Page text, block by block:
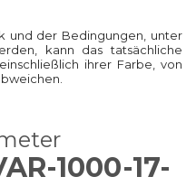
und der Bedingungen, unter
kann das tatsächliche
ihrer Farbe, von
1000-17-